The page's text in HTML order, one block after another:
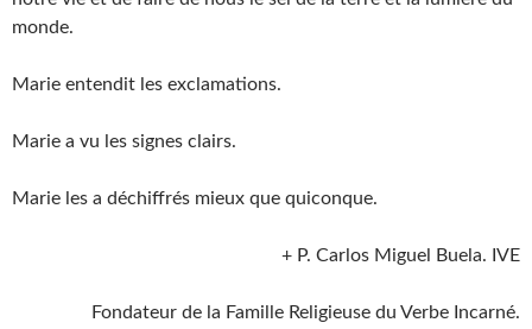
monde.
Marie entendit les exclamations.
Marie a vu les signes clairs.
Marie les a déchiffrés mieux que quiconque.
+ P. Carlos Miguel Buela. IVE
Fondateur de la Famille Religieuse du Verbe Incarné.